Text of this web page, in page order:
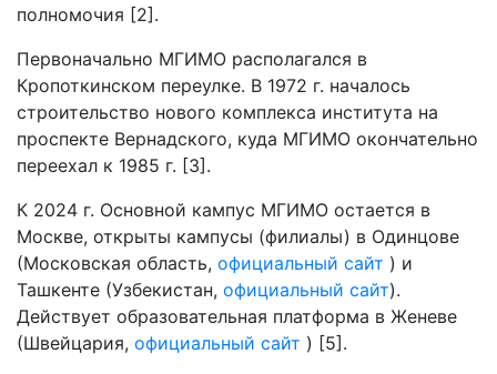
полномочия [2].
Первоначально МГИМО располагался в
Кропоткинском переулке. В 1972 г. началось
строительство нового комплекса института на
проспекте Вернадского, куда МГИМО окончательно
переехал к 1985 г. [3].
К 2024 г. Основной кампус МГИМО остается в
Москве, открыты кампусы (филиалы) в Одинцове
(Московская область, официальный сайт ) и
Ташкенте (Узбекистан, официальный сайт).
Действует образовательная платформа в Женеве
(Швейцария, официальный сайт ) [5].